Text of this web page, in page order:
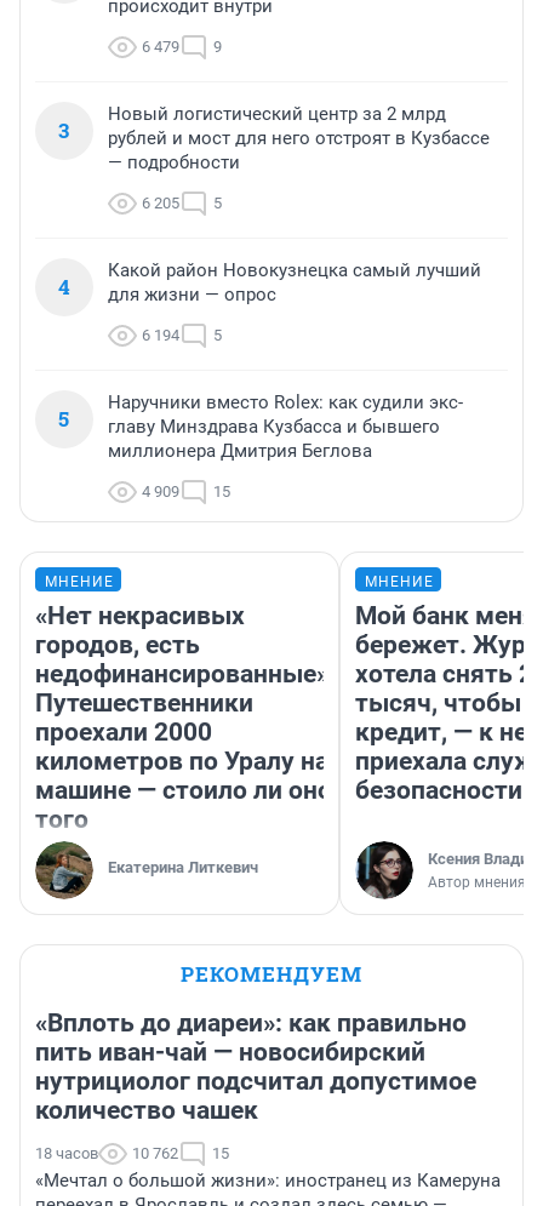
происходит внутри
6 479 9
3
Новый логистический центр за 2 млрд
рублей и мост для него отстроят в Кузбассе
— подробности
6 205 5
4
Какой район Новокузнецка самый лучший
для жизни — опрос
6 194 5
5
Наручники вместо Rolex: как судили экс-
главу Минздрава Кузбасса и бывшего
миллионера Дмитрия Беглова
4 909 15
МНЕНИЕ
«Нет некрасивых
городов, есть
недофинансированные».
Путешественники
проехали 2000
километров по Уралу на
машине — стоило ли оно
того
Екатерина Литкевич
МНЕНИЕ
Мой банк меня
бережет.
хотела снять
тысяч, чтобы
кредит, — к
приехала
безопасности
Ксения
Автор мнения
РЕКОМЕНДУЕМ
«Вплоть до диареи»: как правильно
пить иван-чай — новосибирский
нутрициолог подсчитал допустимое
количество чашек
18 часов 10 762 15
«Мечтал о большой жизни»: иностранец из Камеруна